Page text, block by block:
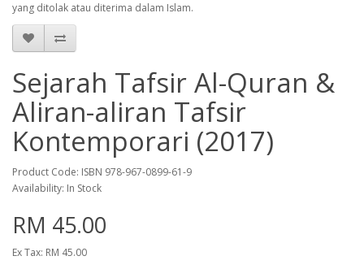
yang ditolak atau diterima dalam Islam.
Sejarah Tafsir Al-Quran &
Aliran-aliran Tafsir
Kontemporari (2017)
Product Code: ISBN 978-967-0899-61-9
Availability: In Stock
RM 45.00
Ex Tax: RM 45.00